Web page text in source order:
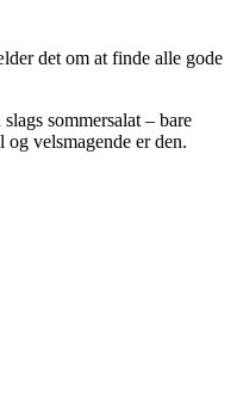
det om at finde alle gode
sommersalat – bare
velsmagende er den.